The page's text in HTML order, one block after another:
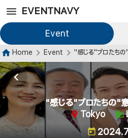
EVENTNAVY
Event
Home Event "感じる"プロたちの"意
"感じる"プロたちの"
Tokyo